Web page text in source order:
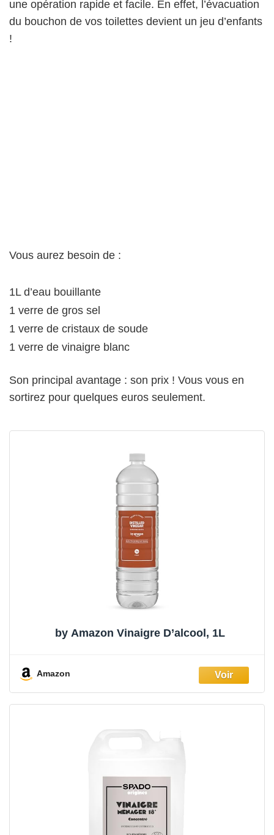
une opération rapide et facile. En effet, l’évacuation
du bouchon de vos toilettes devient un jeu d’enfants
!
Vous aurez besoin de :
1L d’eau bouillante
1 verre de gros sel
1 verre de cristaux de soude
1 verre de vinaigre blanc
Son principal avantage : son prix ! Vous vous en
sortirez pour quelques euros seulement.
by Amazon Vinaigre D’alcool, 1L
Amazon